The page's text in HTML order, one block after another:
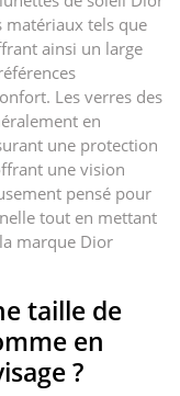
matériaux tels que
ainsi un large
Les verres des
en
une protection
une vision
pensé pour
tout en mettant
marque Dior
taille de
en
?